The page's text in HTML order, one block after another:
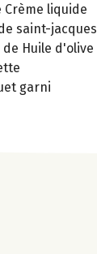
Crème liquide
saint-jacques
de Huile d'olive
garni